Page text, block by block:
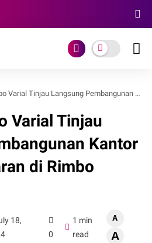
Langsung Pembangunan Kantor Desa Pemekaran di Rimbo Bujang
Varial Tinjau
Kantor
di Rimbo
18,
0
1 min
read
A
A